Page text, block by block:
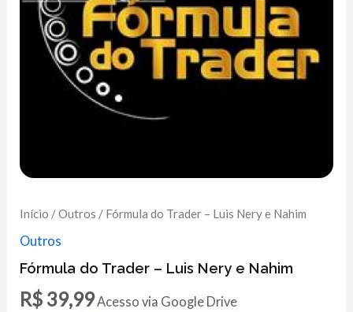
Início /Outros / Fórmula do Trader – Luis Nery e Nahim
Outros
Fórmula do Trader – Luis Nery e Nahim
R$ 39,99Acesso via Google Drive